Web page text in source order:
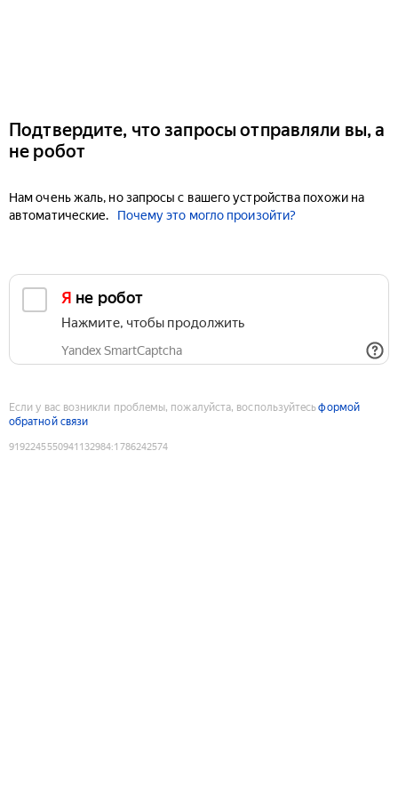
Подтвердите, что запросы отправляли вы, а
не робот
Нам очень жаль, но запросы с вашего устройства похожи на
автоматические.
Почему это могло произойти?
Я не робот
Нажмите, чтобы продолжить
Yandex SmartCaptcha
Если у вас возникли проблемы, пожалуйста, воспользуйтесьформой
обратной связи
9192245550941132984:1786242574